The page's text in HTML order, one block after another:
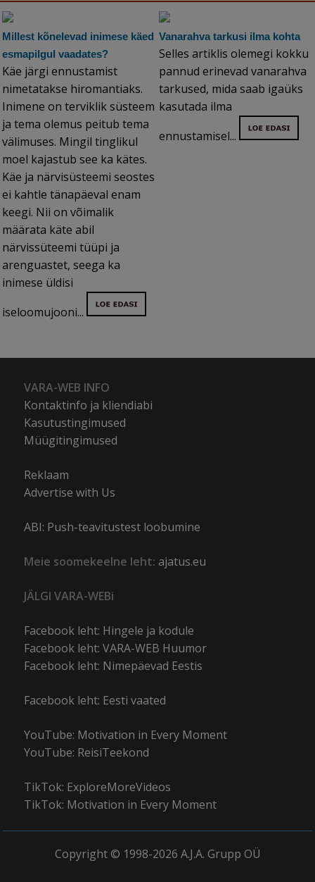
Millest kõnelevad inimese käed
esmapilgul vaadates?
Käe järgi ennustamist
nimetatakse hiromantiaks.
Inimene on terviklik süsteem
ja tema olemus peitub tema
välimuses. Mingil tinglikul
moel kajastub see ka kätes.
Käe ja närvisüsteemi seostes
ei kahtle tänapäeval enam
keegi. Nii on võimalik
määrata käte abil
närvissüteemi tüüpi ja
arenguastet, seega ka
inimese üldisi
iseloomujooni...
Vanarahva tarkusi ilma kohta
Selles artiklis olemegi kokku
pannud erinevad vanarahva
tarkused, mida saab igaüks
kasutada ilma
ennustamisel...
VARA-WEB INFO
Kontaktinfo ja kliendiabi
Kasutustingimused
Müügitingimused
Reklaam
Advertise with Us
ABI: Push-teavitustest loobumine
Meie soomekeelne leht: ajatus.eu
JÄLGI VARA-WEBi
Facebook leht: Hingele ja kodule
Facebook leht: VARA-WEB Huumor
Facebook leht: Nimepäevad Eestis
Facebook leht: Eesti vaated
YouTube: Motivation in Every Moment
YouTube: ReisiTeekond
TikTok: ExploreMoreVideos
TikTok: Motivation in Every Moment
Copyright © 1998-2026 A.J.A. Grupp OÜ